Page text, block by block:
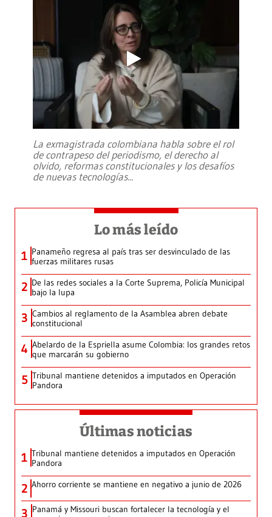
La exmagistrada colombiana habla sobre el rol
de contrapeso del periodismo, el derecho al
olvido, reformas constitucionales y los desafíos
de nuevas tecnologías...
Lo más leído
1 Panameño regresa al país tras ser desvinculado de las
fuerzas militares rusas
2 De las redes sociales a la Corte Suprema, Policía Municipal
bajo la lupa
3 Cambios al reglamento de la Asamblea abren debate
constitucional
4 Abelardo de la Espriella asume Colombia: los grandes retos
que marcarán su gobierno
5 Tribunal mantiene detenidos a imputados en Operación
Pandora
Últimas noticias
1 Tribunal mantiene detenidos a imputados en Operación
Pandora
2 Ahorro corriente se mantiene en negativo a junio de 2026
3 Panamá y Missouri buscan fortalecer la tecnología y el